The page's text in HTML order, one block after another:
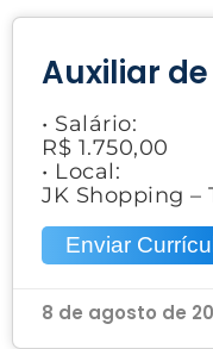
Auxiliar
• Salário:
R$ 1.750,00
• Local:
JK Shopping –
Enviar
8 de agosto de